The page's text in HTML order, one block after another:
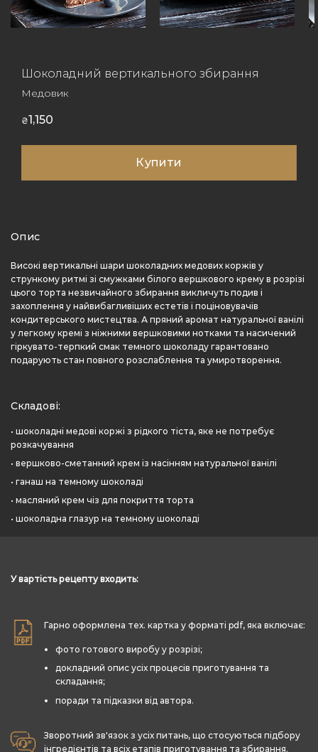
Шоколадний вертикального збирання
Медовик
₴1,150
Купити
Опис
Високі вертикальні шари шоколадних медових коржів у
стрункому ритмі зі смужками білого вершкового крему в розрізі
цього торта незвичайного збирання викличуть подив і
захоплення у найвибагливіших естетів і поціновувачів
кондитерського мистецтва. А пряний аромат натуральної ванілі
у легкому кремі з ніжними вершковими нотками та насичений
гіркувато-терпкий смак темного шоколаду гарантовано
подарують стан повного розслаблення та умиротворення.
Складові:
• шоколадні медові коржі з рідкого тіста, яке не потребує
розкачування
• вершково-сметанний крем із насінням натуральної ванілі
• ганаш на темному шоколаді
• масляний крем чіз для покриття торта
• шоколадна глазур на темному шоколаді
У вартість рецепту входить:
Гарно оформлена тех. картка у форматі pdf, яка включає:
фото готового виробу у розрізі;
докладний опис усіх процесів приготування та
складання;
поради та підказки від автора.
Зворотний зв'язок з усіх питань, що стосуються підбору
інгредієнтів та всіх етапів приготування та збирання.